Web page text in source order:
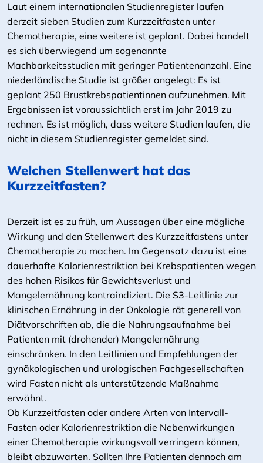
Laut einem internationalen Studienregister laufen
derzeit sieben Studien zum Kurzzeitfasten unter
Chemotherapie, eine weitere ist geplant. Dabei handelt
es sich überwiegend um sogenannte
Machbarkeitsstudien mit geringer Patientenanzahl. Eine
niederländische Studie ist größer angelegt: Es ist
geplant 250 Brustkrebspatientinnen aufzunehmen. Mit
Ergebnissen ist voraussichtlich erst im Jahr 2019 zu
rechnen. Es ist möglich, dass weitere Studien laufen, die
nicht in diesem Studienregister gemeldet sind.
Welchen Stellenwert hat das
Kurzzeitfasten?
Derzeit ist es zu früh, um Aussagen über eine mögliche
Wirkung und den Stellenwert des Kurzzeitfastens unter
Chemotherapie zu machen. Im Gegensatz dazu ist eine
dauerhafte Kalorienrestriktion bei Krebspatienten wegen
des hohen Risikos für Gewichtsverlust und
Mangelernährung kontraindiziert. Die S3-Leitlinie zur
klinischen Ernährung in der Onkologie rät generell von
Diätvorschriften ab, die die Nahrungsaufnahme bei
Patienten mit (drohender) Mangelernährung
einschränken. In den Leitlinien und Empfehlungen der
gynäkologischen und urologischen Fachgesellschaften
wird Fasten nicht als unterstützende Maßnahme
erwähnt.
Ob Kurzzeitfasten oder andere Arten von Intervall-
Fasten oder Kalorienrestriktion die Nebenwirkungen
einer Chemotherapie wirkungsvoll verringern können,
bleibt abzuwarten. Sollten Ihre Patienten dennoch am